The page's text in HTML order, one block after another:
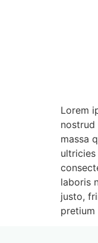
Lorem
massa
laboris
justo,
pretium